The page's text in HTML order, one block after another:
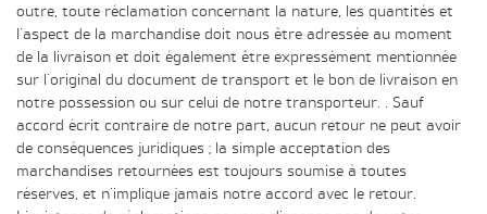
outre, toute réclamation concernant la nature, les quantités et
l'aspect de la marchandise doit nous être adressée au moment
de la livraison et doit également être expressément mentionnée
sur l'original du document de transport et le bon de livraison en
notre possession ou sur celui de notre transporteur. . Sauf
accord écrit contraire de notre part, aucun retour ne peut avoir
de conséquences juridiques ; la simple acceptation des
marchandises retournées est toujours soumise à toutes
réserves, et n'implique jamais notre accord avec le retour.